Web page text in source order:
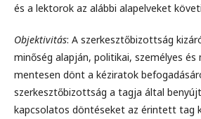
és a lektorok az alábbi alapelveket
Objektivitás: A szerkesztőbizottság
minőség alapján, politikai, személyes és
mentesen dönt a kéziratok
szerkesztőbizottság a tagja által
kapcsolatos döntéseket az érintett tag